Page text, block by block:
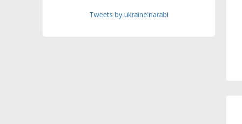
Tweets by ukraineinarabi